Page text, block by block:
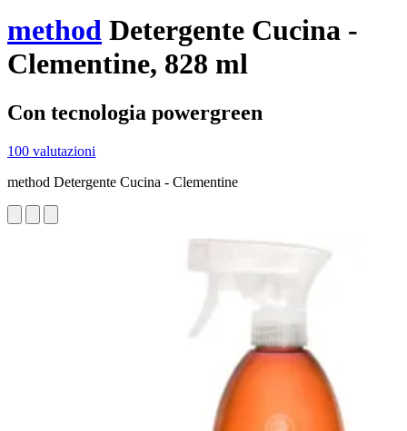
method Detergente Cucina -
Clementine, 828 ml
Con tecnologia powergreen
100 valutazioni
method Detergente Cucina - Clementine